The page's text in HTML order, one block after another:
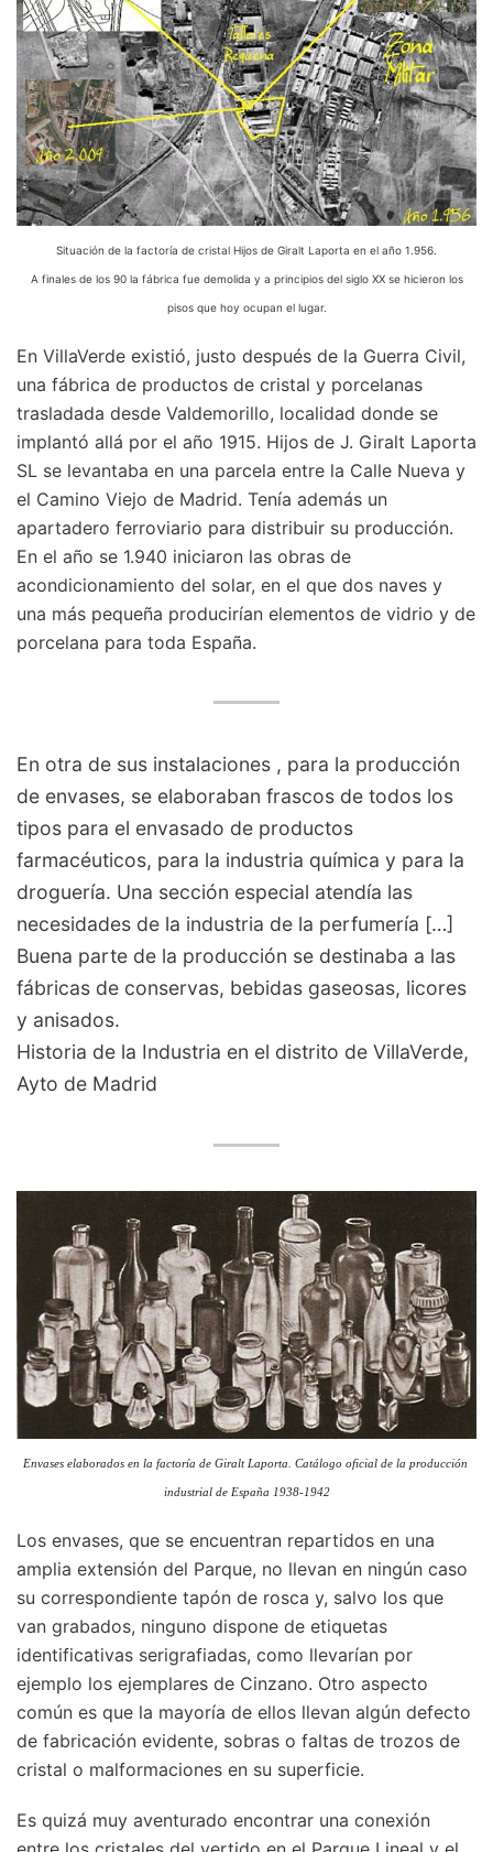
Situación de la factoría de cristal Hijos de Giralt Laporta en el año 1.956.
A finales de los 90 la fábrica fue demolida y a principios del siglo XX se hicieron los
pisos que hoy ocupan el lugar.
En VillaVerde existió, justo después de la Guerra Civil,
una fábrica de productos de cristal y porcelanas
trasladada desde Valdemorillo, localidad donde se
implantó allá por el año 1915. Hijos de J. Giralt Laporta
SL se levantaba en una parcela entre la Calle Nueva y
el Camino Viejo de Madrid. Tenía además un
apartadero ferroviario para distribuir su producción.
En el año se 1.940 iniciaron las obras de
acondicionamiento del solar, en el que dos naves y
una más pequeña producirían elementos de vidrio y de
porcelana para toda España.
En otra de sus instalaciones , para la producción
de envases, se elaboraban frascos de todos los
tipos para el envasado de productos
farmacéuticos, para la industria química y para la
droguería. Una sección especial atendía las
necesidades de la industria de la perfumería […]
Buena parte de la producción se destinaba a las
fábricas de conservas, bebidas gaseosas, licores
y anisados.
Historia de la Industria en el distrito de VillaVerde,
Ayto de Madrid
Envases elaborados en la factoría de Giralt Laporta. Catálogo oficial de la producción
industrial de España 1938-1942
Los envases, que se encuentran repartidos en una
amplia extensión del Parque, no llevan en ningún caso
su correspondiente tapón de rosca y, salvo los que
van grabados, ninguno dispone de etiquetas
identificativas serigrafiadas, como llevarían por
ejemplo los ejemplares de Cinzano. Otro aspecto
común es que la mayoría de ellos llevan algún defecto
de fabricación evidente, sobras o faltas de trozos de
cristal o malformaciones en su superficie.
Es quizá muy aventurado encontrar una conexión